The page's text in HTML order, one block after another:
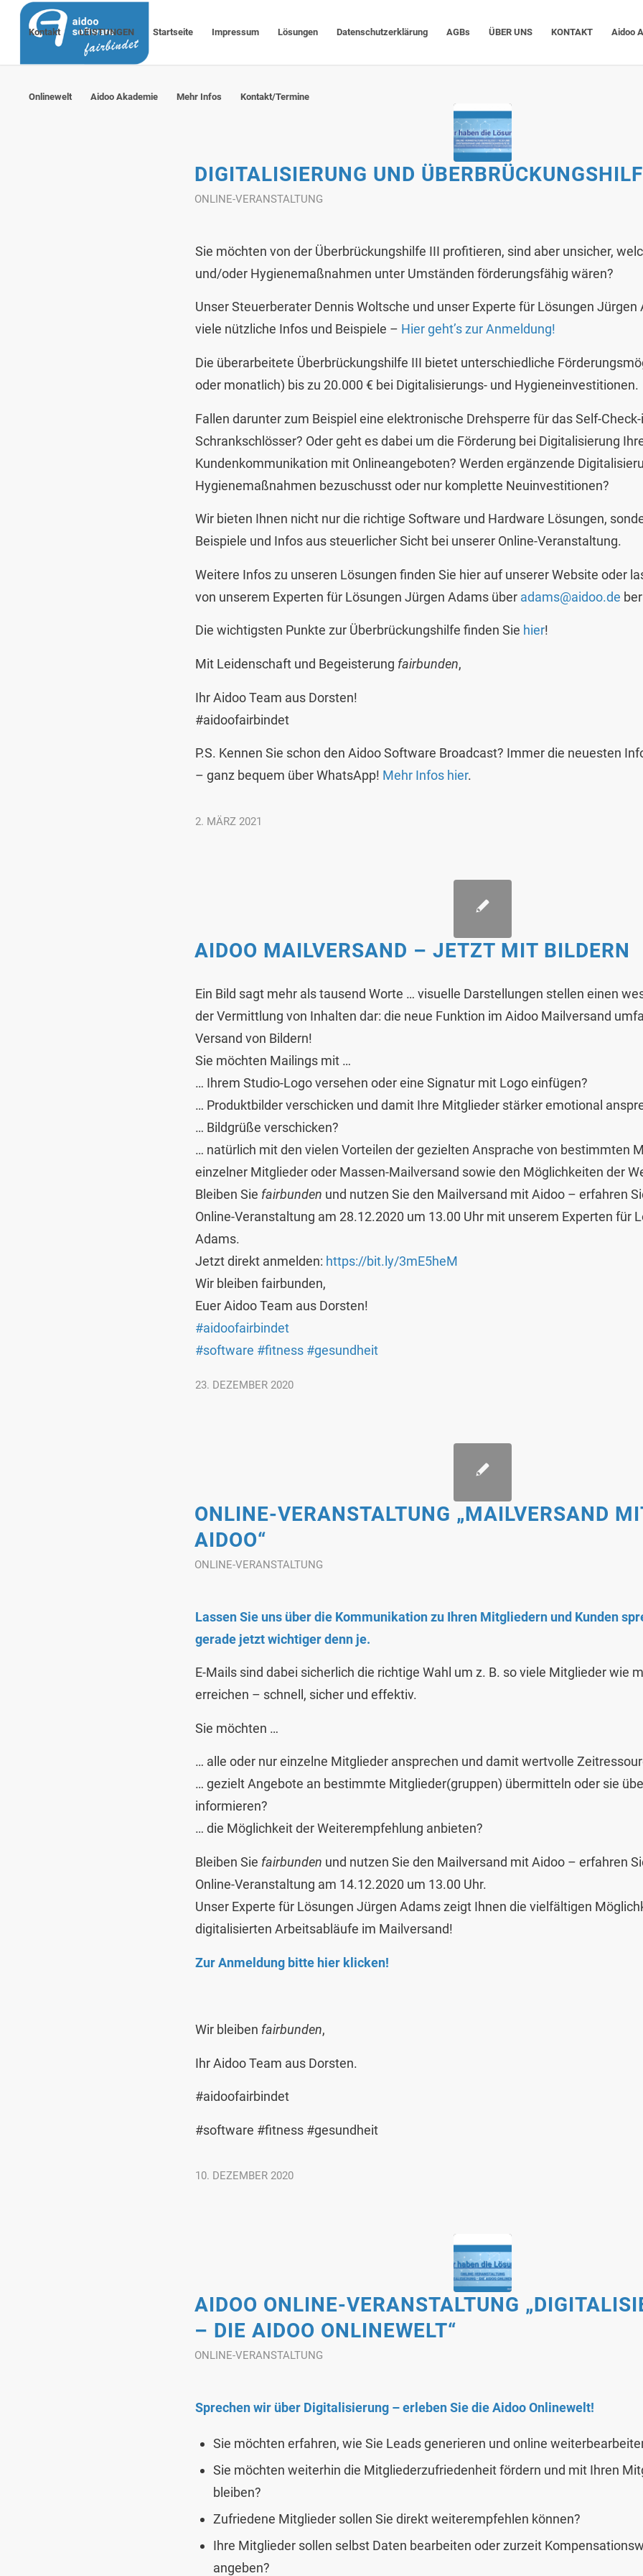
Kontakt LEISTUNGEN Startseite Impressum Lösungen Datenschutzerklärung AGBs ÜBER UNS KONTAKT Aidoo
Onlinewelt Aidoo Akademie Mehr Infos Kontakt/Termine
DIGITALISIERUNG UND
ONLINE-VERANSTALTUNG
Sie möchten von der Überbrückungshilfe III profitieren, sind aber unsicher,
und/oder Hygienemaßnahmen unter Umständen förderungsfähig wären?
Unser Steuerberater Dennis Woltsche und unser Experte für Lösungen Jürgen
viele nützliche Infos und Beispiele – Hier geht’s zur Anmeldung!
Die überarbeitete Überbrückungshilfe III bietet unterschiedliche
oder monatlich) bis zu 20.000 € bei Digitalisierungs- und Hygieneinvestitionen.
Fallen darunter zum Beispiel eine elektronische Drehsperre für das Self-
Schrankschlösser? Oder geht es dabei um die Förderung bei Digitalisierung
Kundenkommunikation mit Onlineangeboten? Werden ergänzende
Hygienemaßnahmen bezuschusst oder nur komplette Neuinvestitionen?
Wir bieten Ihnen nicht nur die richtige Software und Hardware Lösungen,
Beispiele und Infos aus steuerlicher Sicht bei unserer Online-Veranstaltung.
Weitere Infos zu unseren Lösungen finden Sie hier auf unserer Website oder
von unserem Experten für Lösungen Jürgen Adams über adams@aidoo.de
Die wichtigsten Punkte zur Überbrückungshilfe finden Sie hier!
Mit Leidenschaft und Begeisterung fairbunden,
Ihr Aidoo Team aus Dorsten!
#aidoofairbindet
P.S. Kennen Sie schon den Aidoo Software Broadcast? Immer die neuesten
– ganz bequem über WhatsApp! Mehr Infos hier.
2. MÄRZ 2021
AIDOO MAILVERSAND – JETZT MIT BILDERN
Ein Bild sagt mehr als tausend Worte … visuelle Darstellungen stellen einen
der Vermittlung von Inhalten dar: die neue Funktion im Aidoo Mailversand
Versand von Bildern!
Sie möchten Mailings mit …
… Ihrem Studio-Logo versehen oder eine Signatur mit Logo einfügen?
… Produktbilder verschicken und damit Ihre Mitglieder stärker emotional
… Bildgrüße verschicken?
… natürlich mit den vielen Vorteilen der gezielten Ansprache von bestimmten
einzelner Mitglieder oder Massen-Mailversand sowie den Möglichkeiten der
Bleiben Sie fairbunden und nutzen Sie den Mailversand mit Aidoo – erfahren
Online-Veranstaltung am 28.12.2020 um 13.00 Uhr mit unserem Experten für
Adams.
Jetzt direkt anmelden: https://bit.ly/3mE5heM
Wir bleiben fairbunden,
Euer Aidoo Team aus Dorsten!
#aidoofairbindet
#software #fitness #gesundheit
23. DEZEMBER 2020
ONLINE-VERANSTALTUNG „MAILVERSAND
AIDOO“
ONLINE-VERANSTALTUNG
Lassen Sie uns über die Kommunikation zu Ihren Mitgliedern und Kunden
gerade jetzt wichtiger denn je.
E-Mails sind dabei sicherlich die richtige Wahl um z. B. so viele Mitglieder wie
erreichen – schnell, sicher und effektiv.
Sie möchten …
… alle oder nur einzelne Mitglieder ansprechen und damit wertvolle
… gezielt Angebote an bestimmte Mitglieder(gruppen) übermitteln oder sie
informieren?
… die Möglichkeit der Weiterempfehlung anbieten?
Bleiben Sie fairbunden und nutzen Sie den Mailversand mit Aidoo – erfahren
Online-Veranstaltung am 14.12.2020 um 13.00 Uhr.
Unser Experte für Lösungen Jürgen Adams zeigt Ihnen die vielfältigen
digitalisierten Arbeitsabläufe im Mailversand!
Zur Anmeldung bitte hier klicken!
Wir bleiben fairbunden,
Ihr Aidoo Team aus Dorsten.
#aidoofairbindet
#software #fitness #gesundheit
10. DEZEMBER 2020
AIDOO ONLINE-VERANSTALTUNG
– DIE AIDOO ONLINEWELT“
ONLINE-VERANSTALTUNG
Sprechen wir über Digitalisierung – erleben Sie die Aidoo Onlinewelt!
Sie möchten erfahren, wie Sie Leads generieren und online
Sie möchten weiterhin die Mitgliederzufriedenheit fördern und mit Ihren
bleiben?
Zufriedene Mitglieder sollen Sie direkt weiterempfehlen können?
Ihre Mitglieder sollen selbst Daten bearbeiten oder zurzeit
angeben?